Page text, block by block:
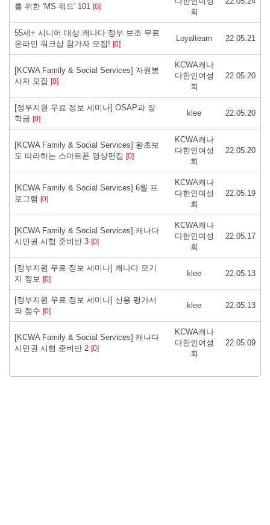
를 위한 'MS 워드' 101 [0]
회
55세+ 시니어 대상 캐나다 정부 보조 무료
온라인 워크샵 참가자 모집! [0]
Loyalteam 22.05.21
[KCWA Family & Social Services] 자원봉
사자 모집 [0]
KCWA캐나
다한인여성
회
22.05.20
[정부지원 무료 정보 세미나] OSAP과 장
학금 [0]
klee 22.05.20
[KCWA Family & Social Services] 왕초보
도 따라하는 스마트폰 영상편집 [0]
KCWA캐나
다한인여성
회
22.05.20
[KCWA Family & Social Services] 6월 프
로그램 [0]
KCWA캐나
다한인여성
회
22.05.19
[KCWA Family & Social Services] 캐나다
시민권 시험 준비반 3 [0]
KCWA캐나
다한인여성
회
22.05.17
[정부지원 무료 정보 세미나] 캐나다 모기
지 정보 [0]
klee 22.05.13
[정부지원 무료 정보 세미나] 신용 평가서
와 점수 [0]
klee 22.05.13
[KCWA Family & Social Services] 캐나다
시민권 시험 준비반 2 [0]
KCWA캐나
다한인여성
회
22.05.09